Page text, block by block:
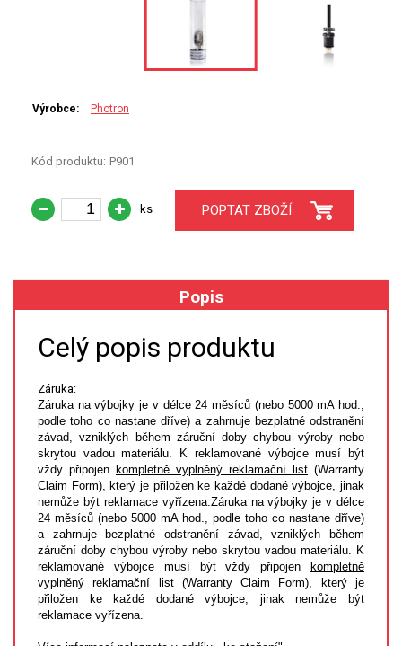
ANALYTIK JENA
HADIČKY
STANDARDY
SPECIÁLNÍ APLIKACE
XRF
VZORKOVNICE XRF
TAVENÍ
LISOVÁNÍ
STANDARDNÍ ROZTOKY A RM
UV-VIS FLUO
DETEKTORY HPLC
VÝBOJKY PRO UV/VIS
Výrobce: Photron
Kód produktu: P901
ks POPTAT ZBOŽÍ
Popis
Celý popis produktu
Záruka:
Záruka na výbojky je v délce 24 měsíců (nebo 5000 mA hod.,
podle toho co nastane dříve) a zahrnuje bezplatné odstranění
závad, vzniklých během záruční doby chybou výroby nebo
skrytou vadou materiálu. K reklamované výbojce musí být
vždy připojen kompletně vyplněný reklamační list (Warranty
Claim Form), který je přiložen ke každé dodané výbojce, jinak
nemůže být reklamace vyřízena.Záruka na výbojky je v délce
24 měsíců (nebo 5000 mA hod., podle toho co nastane dříve)
a zahrnuje bezplatné odstranění závad, vzniklých během
záruční doby chybou výroby nebo skrytou vadou materiálu. K
reklamované výbojce musí být vždy připojen
kompletně
vyplněný reklamační list(Warranty Claim Form), který je
přiložen ke každé dodané výbojce, jinak nemůže být
reklamace vyřízena.